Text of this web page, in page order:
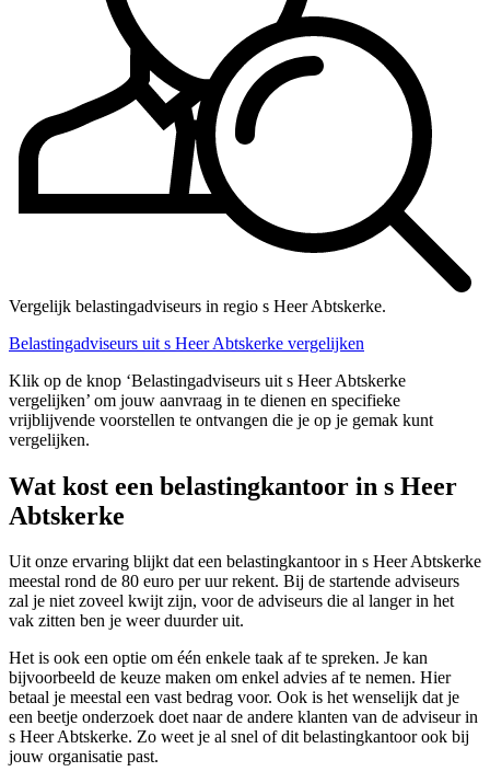
Vergelijk belastingadviseurs in regio s Heer Abtskerke.
Belastingadviseurs uit s Heer Abtskerke vergelijken
Klik op de knop ‘Belastingadviseurs uit s Heer Abtskerke
vergelijken’ om jouw aanvraag in te dienen en specifieke
vrijblijvende voorstellen te ontvangen die je op je gemak kunt
vergelijken.
Wat kost een belastingkantoor in s Heer
Abtskerke
Uit onze ervaring blijkt dat een belastingkantoor in s Heer Abtskerke
meestal rond de 80 euro per uur rekent. Bij de startende adviseurs
zal je niet zoveel kwijt zijn, voor de adviseurs die al langer in het
vak zitten ben je weer duurder uit.
Het is ook een optie om één enkele taak af te spreken. Je kan
bijvoorbeeld de keuze maken om enkel advies af te nemen. Hier
betaal je meestal een vast bedrag voor. Ook is het wenselijk dat je
een beetje onderzoek doet naar de andere klanten van de adviseur in
s Heer Abtskerke. Zo weet je al snel of dit belastingkantoor ook bij
jouw organisatie past.